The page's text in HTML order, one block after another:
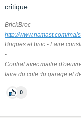
critique.
BrickBroc
http://www.namast.com/
Briques et broc - Faire
-
Contrat avec maitre
faire du cote du garage et
0